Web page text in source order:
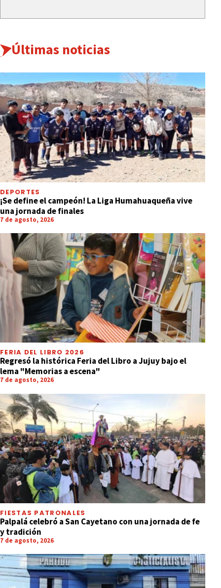
Últimas noticias
DEPORTES
¡Se define el campeón! La Liga Humahuaqueña vive
una jornada de finales
7 de agosto, 2026
FERIA DEL LIBRO 2026
Regresó la histórica Feria del Libro a Jujuy bajo el
lema "Memorias a escena"
7 de agosto, 2026
FIESTAS PATRONALES
Palpalá celebró a San Cayetano con una jornada de fe
y tradición
7 de agosto, 2026